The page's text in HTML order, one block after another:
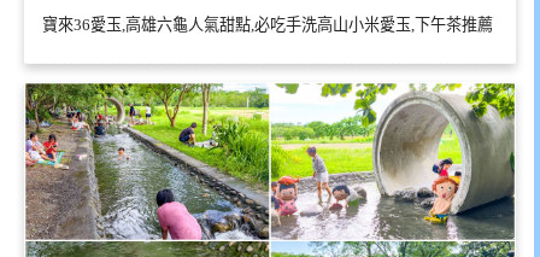
寶來36愛玉,高雄六龜人氣甜點,必吃手洗高山小米愛玉,下午茶推薦